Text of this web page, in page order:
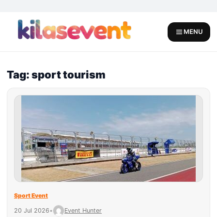
content
MENU
Tag: sport tourism
Sport Event
20 Jul 2026• Event Hunter